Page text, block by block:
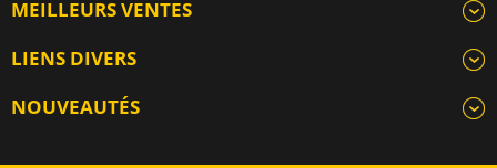
MEILLEURS VENTES
LIENS DIVERS
NOUVEAUTÉS